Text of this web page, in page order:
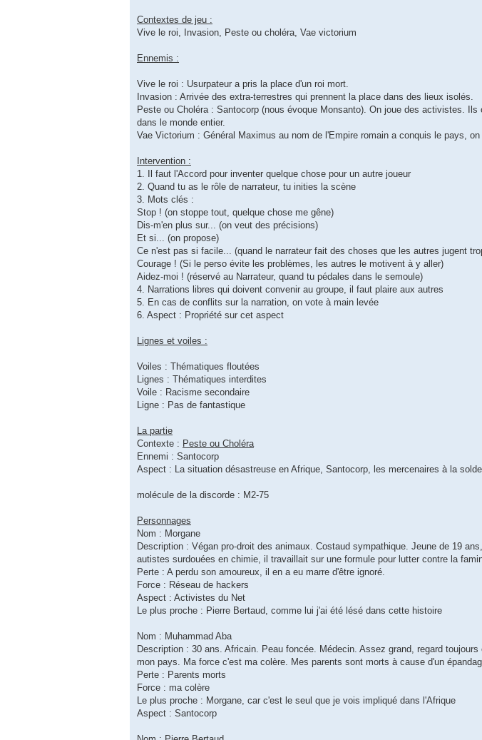
Contextes de jeu :
Vive le roi, Invasion, Peste ou choléra, Vae victorium
Ennemis :
Vive le roi : Usurpateur a pris la place d'un roi mort.
Invasion : Arrivée des extra-terrestres qui prennent la place dans des lieux isolés.
Peste ou Choléra : Santocorp (nous évoque Monsanto). On joue des activistes.
dans le monde entier.
Vae Victorium : Général Maximus au nom de l'Empire romain a conquis le pays,
Intervention :
1. Il faut l'Accord pour inventer quelque chose pour un autre joueur
2. Quand tu as le rôle de narrateur, tu inities la scène
3. Mots clés :
Stop ! (on stoppe tout, quelque chose me gêne)
Dis-m'en plus sur... (on veut des précisions)
Et si... (on propose)
Ce n'est pas si facile... (quand le narrateur fait des choses que les autres jugent
Courage ! (Si le perso évite les problèmes, les autres le motivent à y aller)
Aidez-moi ! (réservé au Narrateur, quand tu pédales dans le semoule)
4. Narrations libres qui doivent convenir au groupe, il faut plaire aux autres
5. En cas de conflits sur la narration, on vote à main levée
6. Aspect : Propriété sur cet aspect
Lignes et voiles :
Voiles : Thématiques floutées
Lignes : Thématiques interdites
Voile : Racisme secondaire
Ligne : Pas de fantastique
La partie
Contexte : Peste ou Choléra
Ennemi : Santocorp
Aspect : La situation désastreuse en Afrique, Santocorp, les mercenaires à la
molécule de la discorde : M2-75
Personnages
Nom : Morgane
Description : Végan pro-droit des animaux. Costaud sympathique. Jeune de 19
autistes surdouées en chimie, il travaillait sur une formule pour lutter contre la
Perte : A perdu son amoureux, il en a eu marre d'être ignoré.
Force : Réseau de hackers
Aspect : Activistes du Net
Le plus proche : Pierre Bertaud, comme lui j'ai été lésé dans cette histoire
Nom : Muhammad Aba
Description : 30 ans. Africain. Peau foncée. Médecin. Assez grand, regard
mon pays. Ma force c'est ma colère. Mes parents sont morts à cause d'un
Perte : Parents morts
Force : ma colère
Le plus proche : Morgane, car c'est le seul que je vois impliqué dans l'Afrique
Aspect : Santocorp